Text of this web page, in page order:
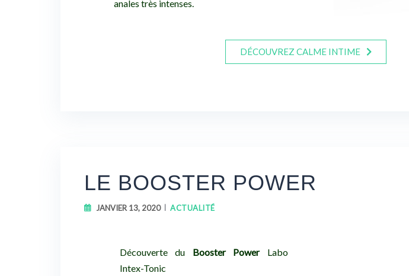
anales très intenses.
DÉCOUVREZ CALME INTIME
LE BOOSTER POWER
JANVIER 13, 2020 ACTUALITÉ
Découverte du Booster PowerLabo
Intex-Tonic